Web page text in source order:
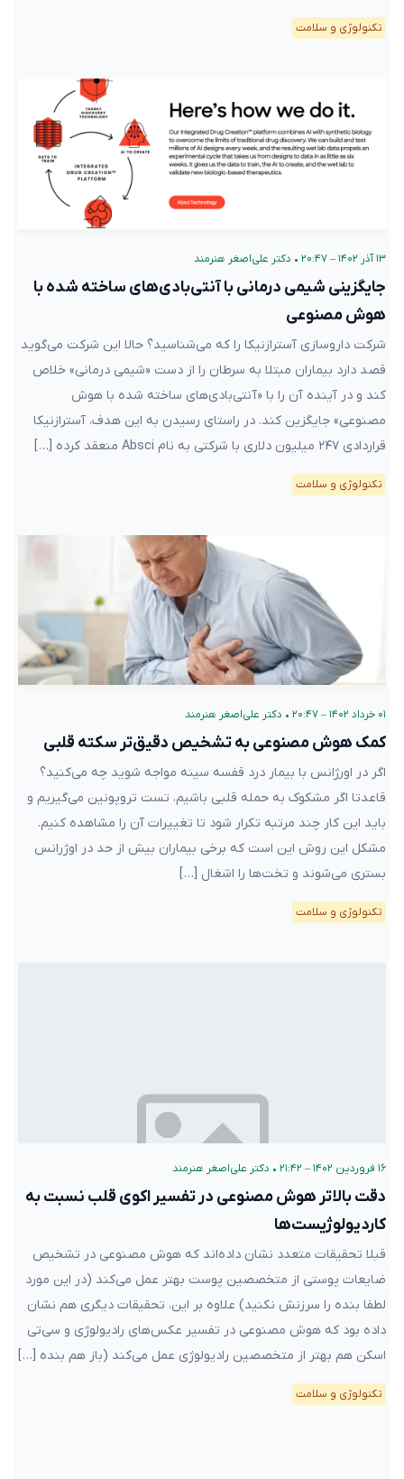
تکنولوژی و سلامت
۱۳ آذر ۱۴۰۲ – ۲۰:۴۷ • دکتر علی‌اصغر هنرمند
جایگزینی شیمی درمانی با آنتی‌بادی‌های ساخته شده با
هوش مصنوعی
شرکت داروسازی آسترازنیکا را که می‌شناسید؟ حالا این شرکت می‌گوید
قصد دارد بیماران مبتلا به سرطان را از دست «شیمی درمانی» خلاص
کند و در آینده آن را با «آنتی‌بادی‌های ساخته شده با هوش
مصنوعی» جایگزین کند. در راستای رسیدن به این هدف، آسترازنیکا
قراردادی ۲۴۷ میلیون دلاری با شرکتی به نام Absci منعقد کرده […]
تکنولوژی و سلامت
۰۱ خرداد ۱۴۰۲ – ۲۰:۴۷ • دکتر علی‌اصغر هنرمند
کمک هوش مصنوعی به تشخیص دقیق‌تر سکته قلبی
اگر در اورژانس با بیمار درد قفسه سینه مواجه شوید چه می‌کنید؟
قاعدتا اگر مشکوک به حمله قلبی باشیم، تست تروپونین می‌گیریم و
باید این کار چند مرتبه تکرار شود تا تغییرات آن را مشاهده کنیم.
مشکل این روش این است که برخی بیماران بیش از حد در اوژرانس
بستری می‌شوند و تخت‌ها را اشغال […]
تکنولوژی و سلامت
۱۶ فروردین ۱۴۰۲ – ۲۱:۴۲ • دکتر علی‌اصغر هنرمند
دقت بالاتر هوش مصنوعی در تفسیر اکوی قلب نسبت به
کاردیولوژیست‌ها
قبلا تحقیقات متعدد نشان‌ داده‌اند که هوش مصنوعی در تشخیص
ضایعات پوستی از متخصصین پوست بهتر عمل می‌کند (در این مورد
لطفا بنده را سرزنش نکنید) علاوه بر این، تحقیقات دیگری هم نشان
داده بود که هوش مصنوعی در تفسیر عکس‌های رادیولوژی و سی‌تی‌
اسکن هم بهتر از متخصصین رادیولوژی عمل می‌کند (باز هم بنده […]
تکنولوژی و سلامت